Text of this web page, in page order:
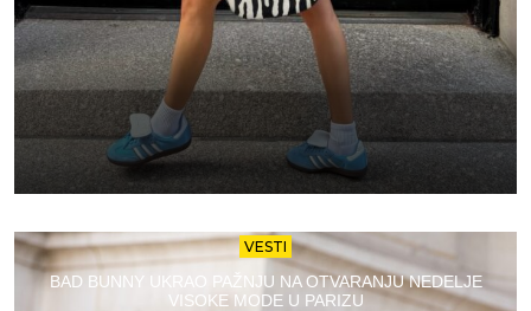
VESTI
BAD BUNNY UKRAO PAŽNJU NA OTVARANJU NEDELJE
VISOKE MODE U PARIZU